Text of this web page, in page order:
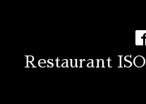
Restaurant